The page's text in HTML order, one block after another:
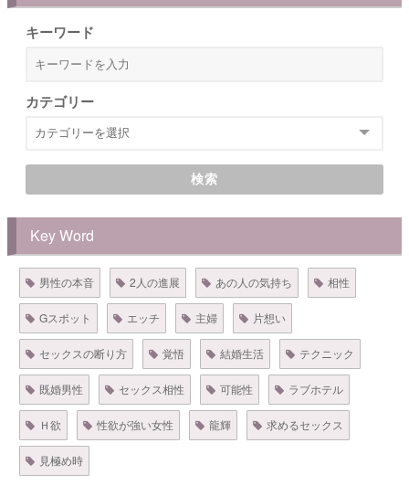
キーワード
カテゴリー
検索
Key Word
男性の本音 2人の進展 あの人の気持ち 相性
Gスポット エッチ 主婦 片想い
セックスの断り方 覚悟 結婚生活 テクニック
既婚男性 セックス相性 可能性 ラブホテル
Ｈ欲 性欲が強い女性 龍輝 求めるセックス
見極め時